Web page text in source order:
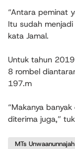
“Antara peminat
Itu sudah
kata Jamal.
Untuk tahun
8 rombel
197.m
“Makanya
diterima juga,”
MTs Unwaanunnajah